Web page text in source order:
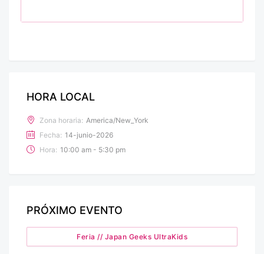
HORA LOCAL
Zona horaria: America/New_York
Fecha: 14-junio-2026
Hora: 10:00 am - 5:30 pm
PRÓXIMO EVENTO
Feria // Japan Geeks UltraKids